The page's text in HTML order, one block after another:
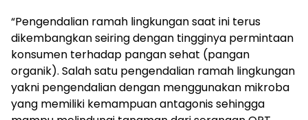
“Pengendalian ramah lingkungan saat ini terus
dikembangkan seiring dengan tingginya permintaan
konsumen terhadap pangan sehat (pangan
organik). Salah satu pengendalian ramah lingkungan
yakni pengendalian dengan menggunakan mikroba
yang memiliki kemampuan antagonis sehingga